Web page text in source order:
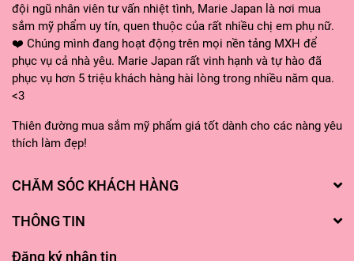
đội ngũ nhân viên tư vấn nhiệt tình, Marie Japan là nơi mua
sắm mỹ phẩm uy tín, quen thuộc của rất nhiều chị em phụ nữ.
❤️ Chúng mình đang hoạt động trên mọi nền tảng MXH để
phục vụ cả nhà yêu. Marie Japan rất vinh hạnh và tự hào đã
phục vụ hơn 5 triệu khách hàng hài lòng trong nhiều năm qua.
<3
Thiên đường mua sắm mỹ phẩm giá tốt dành cho các nàng yêu
thích làm đẹp!
CHĂM SÓC KHÁCH HÀNG
THÔNG TIN
Đăng ký nhận tin